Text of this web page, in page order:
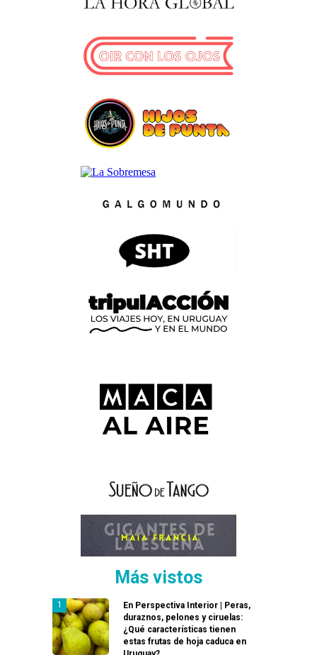
Más vistos
En Perspectiva Interior | Peras,
duraznos, pelones y ciruelas:
¿Qué características tienen
estas frutas de hoja caduca en